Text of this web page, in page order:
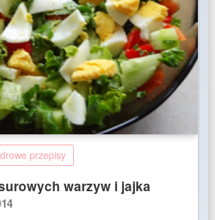
przepisy
warzyw i jajka